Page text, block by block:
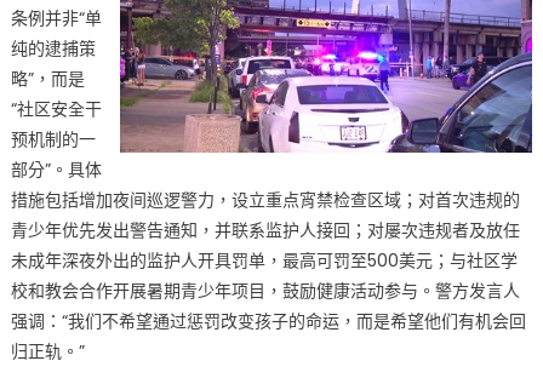
年
宵
禁
条
例〉
中
条例并非“单
纯的逮捕策
略”，而是
“社区安全干
预机制的一
部分”。具体
措施包括增加夜间巡逻警力，设立重点宵禁检查区域；对首次违规的
青少年优先发出警告通知，并联系监护人接回；对屡次违规者及放任
未成年深夜外出的监护人开具罚单，最高可罚至500美元；与社区学
校和教会合作开展暑期青少年项目，鼓励健康活动参与。警方发言人
强调：“我们不希望通过惩罚改变孩子的命运，而是希望他们有机会回
归正轨。”